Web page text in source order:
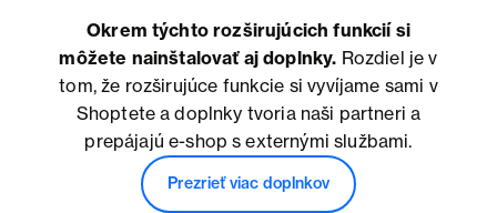
Okrem týchto rozširujúcich funkcií si
môžete nainštalovať aj doplnky. Rozdiel je v
tom, že rozširujúce funkcie si vyvíjame sami v
Shoptete a doplnky tvoria naši partneri a
prepájajú e-shop s externými službami.
Prezrieť viac doplnkov